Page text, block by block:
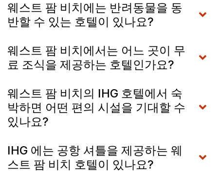
웨스트 팜 비치에는 반려동물을 동
반할 수 있는 호텔이 있나요?
웨스트 팜 비치에서는 어느 곳이 무
료 조식을 제공하는 호텔인가요?
웨스트 팜 비치의 IHG 호텔에서 숙
박하면 어떤 편의 시설을 기대할 수
있나요?
IHG 에는 공항 셔틀을 제공하는 웨
스트 팜 비치 호텔이 있나요?